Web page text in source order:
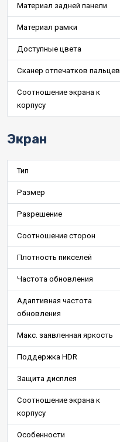
Материал задней панели
Материал рамки
Доступные цвета
Сканер отпечатков пальцев
Соотношение экрана к
корпусу
Экран
Тип
Размер
Разрешение
Соотношение сторон
Плотность пикселей
Частота обновления
Адаптивная частота
обновления
Макс. заявленная яркость
Поддержка HDR
Защита дисплея
Соотношение экрана к
корпусу
Особенности